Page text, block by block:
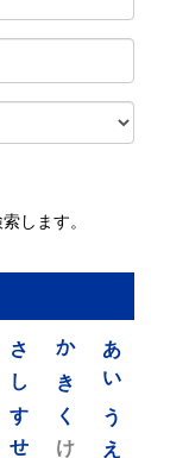
します。
あ
い
う
え
か
き
く
け
さ
し
す
せ